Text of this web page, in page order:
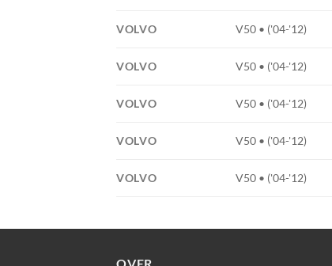
VOLVO V50 • ('04-'12)
VOLVO V50 • ('04-'12)
VOLVO V50 • ('04-'12)
VOLVO V50 • ('04-'12)
VOLVO V50 • ('04-'12)